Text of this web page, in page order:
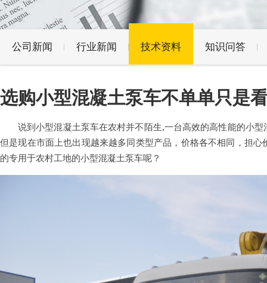
公司新闻 行业新闻 技术资料 知识问答
选购小型混凝土泵车不单单只是
说到小型混凝土泵车在农村并不陌生,一台高效的高性能的小
但是现在市面上也出现越来越多同类型产品，价格各不相同，担
的专用于农村工地的小型混凝土泵车呢？